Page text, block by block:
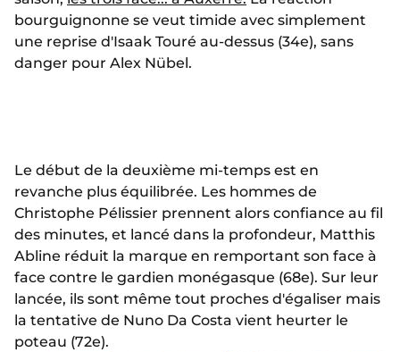
bourguignonne se veut timide avec simplement
une reprise d'Isaak Touré au-dessus (34e), sans
danger pour Alex Nübel.
Le début de la deuxième mi-temps est en
revanche plus équilibrée. Les hommes de
Christophe Pélissier prennent alors confiance au fil
des minutes, et lancé dans la profondeur, Matthis
Abline réduit la marque en remportant son face à
face contre le gardien monégasque (68e). Sur leur
lancée, ils sont même tout proches d'égaliser mais
la tentative de Nuno Da Costa vient heurter le
poteau (72e).